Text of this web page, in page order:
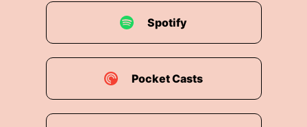
Spotify
Pocket Casts